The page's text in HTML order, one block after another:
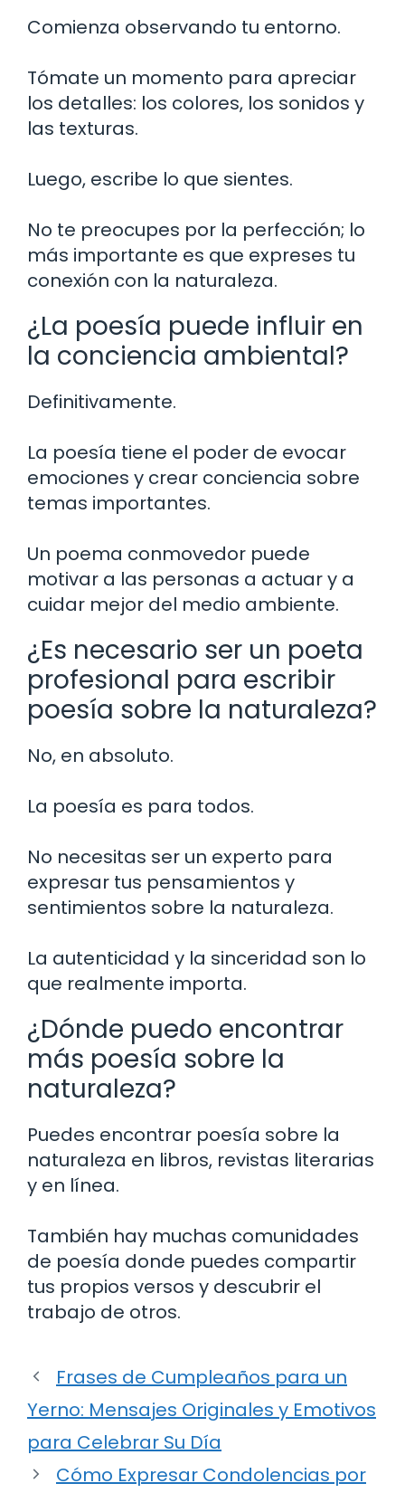
Comienza observando tu entorno.
Tómate un momento para apreciar
los detalles: los colores, los sonidos y
las texturas.
Luego, escribe lo que sientes.
No te preocupes por la perfección; lo
más importante es que expreses tu
conexión con la naturaleza.
¿La poesía puede influir en
la conciencia ambiental?
Definitivamente.
La poesía tiene el poder de evocar
emociones y crear conciencia sobre
temas importantes.
Un poema conmovedor puede
motivar a las personas a actuar y a
cuidar mejor del medio ambiente.
¿Es necesario ser un poeta
profesional para escribir
poesía sobre la naturaleza?
No, en absoluto.
La poesía es para todos.
No necesitas ser un experto para
expresar tus pensamientos y
sentimientos sobre la naturaleza.
La autenticidad y la sinceridad son lo
que realmente importa.
¿Dónde puedo encontrar
más poesía sobre la
naturaleza?
Puedes encontrar poesía sobre la
naturaleza en libros, revistas literarias
y en línea.
También hay muchas comunidades
de poesía donde puedes compartir
tus propios versos y descubrir el
trabajo de otros.
Frases de Cumpleaños para un
Yerno: Mensajes Originales y Emotivos
para Celebrar Su Día
Cómo Expresar Condolencias por